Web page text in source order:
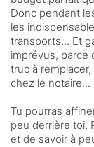
Donc pendant
les
transports... Et
imprévus, parce
truc à
chez le notaire...
Tu pourras
peu derrière toi.
et de savoir à